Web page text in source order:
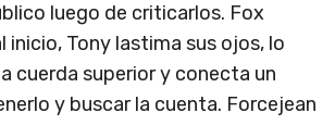
luego de criticarlos. Fox
inicio, Tony lastima sus ojos, lo
cuerda superior y conecta un
y buscar la cuenta. Forcejean